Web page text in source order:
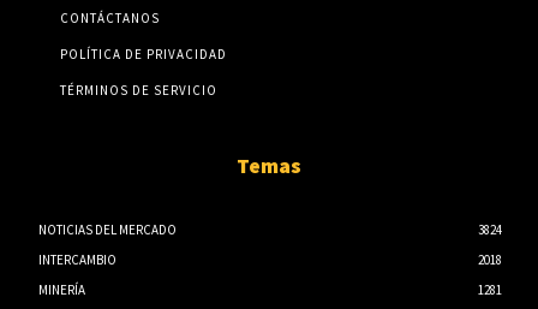
CONTÁCTANOS
POLÍTICA DE PRIVACIDAD
TÉRMINOS DE SERVICIO
Temas
NOTICIAS DEL MERCADO
3824
INTERCAMBIO
2018
MINERÍA
1281